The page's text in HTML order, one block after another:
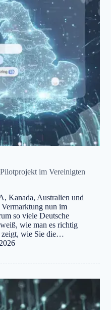
im Vereinigten
Kanada, Australien und
nun im
so viele Deutsche
wie man es richtig
zeigt, wie Sie die…